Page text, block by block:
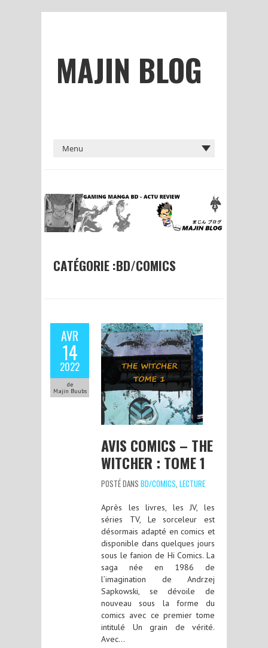
MAJIN BLOG
CATÉGORIE :BD/COMICS
AVR
14
2022
de
Majin Buubs
AVIS COMICS – THE
WITCHER : TOME 1
POSTÉ DANS BD/COMICS LECTURE
Après les livres, les JV, les
séries TV, Le sorceleur est
désormais adapté en comics et
disponible dans quelques jours
sous le fanion de Hi Comics. La
saga née en 1986 de
l’imagination de Andrzej
Sapkowski, se dévoile de
nouveau sous la forme du
comics avec ce premier tome
intitulé Un grain de vérité.
Avec…